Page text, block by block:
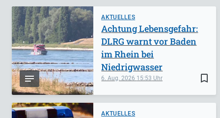
AKTUELLES
bookmark_border
6. Aug. 2026 15:53
Achtung Lebensgefahr:
DLRG warnt vor Baden
im Rhein bei
Niedrigwasser
AKTUELLES